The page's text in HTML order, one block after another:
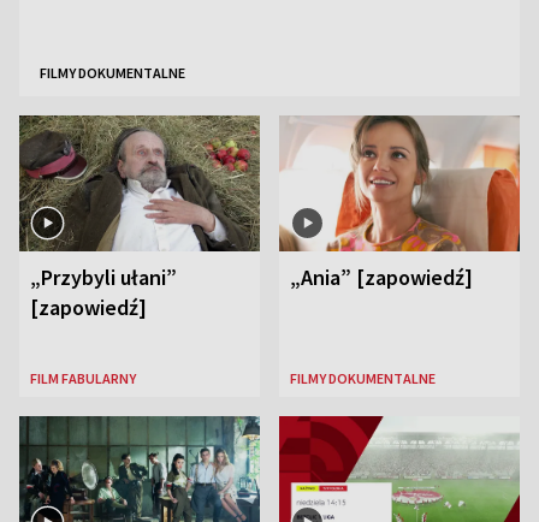
FILMY DOKUMENTALNE
„Przybyli ułani”
[zapowiedź]
FILM FABULARNY
„Ania” [zapowiedź]
FILMY DOKUMENTALNE